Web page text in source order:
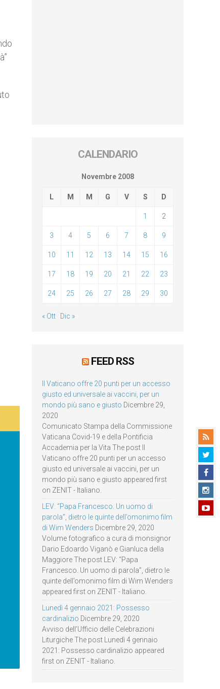
CALENDARIO
Novembre 2008
L M M G V S D
1 2
3 4 5 6 7 8 9
10 11 12 13 14 15 16
17 18 19 20 21 22 23
24 25 26 27 28 29 30
« Ott Dic »
FEED RSS
Il Vaticano offre 20 punti per un accesso
giusto ed universale ai vaccini, per un
mondo più sano e giusto Dicembre 29,
2020
Comunicato Stampa della Commissione
Vaticana Covid-19 e della Pontificia
Accademia per la Vita The post Il
Vaticano offre 20 punti per un accesso
giusto ed universale ai vaccini, per un
mondo più sano e giusto appeared first
on ZENIT - Italiano.
LEV: “Papa Francesco. Un uomo di
parola”, dietro le quinte dell’omonimo film
di Wim Wenders Dicembre 29, 2020
Volume fotografico a cura di monsignor
Dario Edoardo Viganò e Gianluca della
Maggiore The post LEV: “Papa
Francesco. Un uomo di parola”, dietro le
quinte dell’omonimo film di Wim Wenders
appeared first on ZENIT - Italiano.
Lunedì 4 gennaio 2021: Possesso
cardinalizio Dicembre 29, 2020
Avviso dell’Ufficio delle Celebrazioni
Liturgiche The post Lunedì 4 gennaio
2021: Possesso cardinalizio appeared
first on ZENIT - Italiano.